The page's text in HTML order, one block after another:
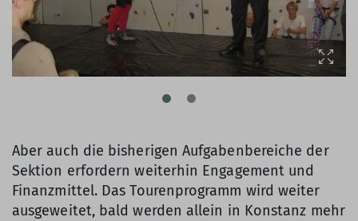
Aber auch die bisherigen Aufgabenbereiche der
Sektion erfordern weiterhin Engagement und
Finanzmittel. Das Tourenprogramm wird weiter
ausgeweitet, bald werden allein in Konstanz mehr